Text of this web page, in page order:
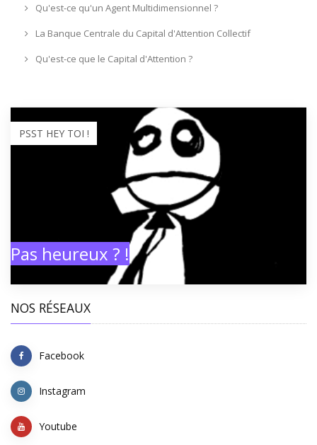
Qu'est-ce qu'un Agent Multidimensionnel ?
La Banque Centrale du Capital d'Attention Collectif
Qu'est-ce que le Capital d'Attention ?
PSST HEY TOI !
Pas heureux ? !
NOS RÉSEAUX
Facebook
Instagram
Youtube